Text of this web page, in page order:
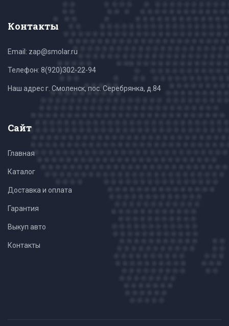
Контакты
Email: zap@smolar.ru
Телефон: 8(920)302-22-94
Наш адрес г. Смоленск, пос. Серебрянка, д.84
Сайт
Главная
Каталог
Доставка и оплата
Гарантия
Выкуп авто
Контакты